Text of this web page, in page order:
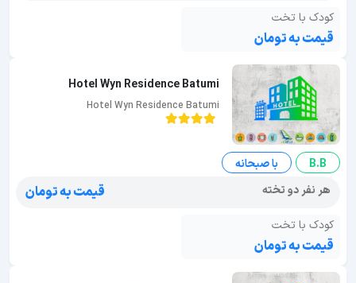
کودک با تخت
قیمت به تومان
Hotel Wyn Residence Batumi
Hotel Wyn Residence Batumi
B.B
با صبحانه
هر نفر دو تخته
قیمت به تومان
کودک با تخت
قیمت به تومان